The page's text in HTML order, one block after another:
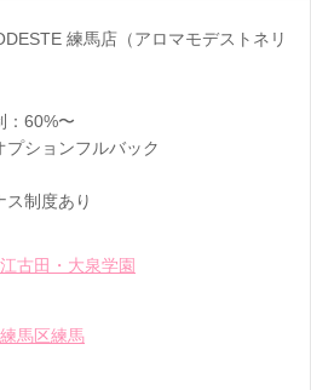
練馬店（アロマモデストネリ
：60%〜
プションフルバック
ス制度あり
古田・大泉学園
馬区練馬